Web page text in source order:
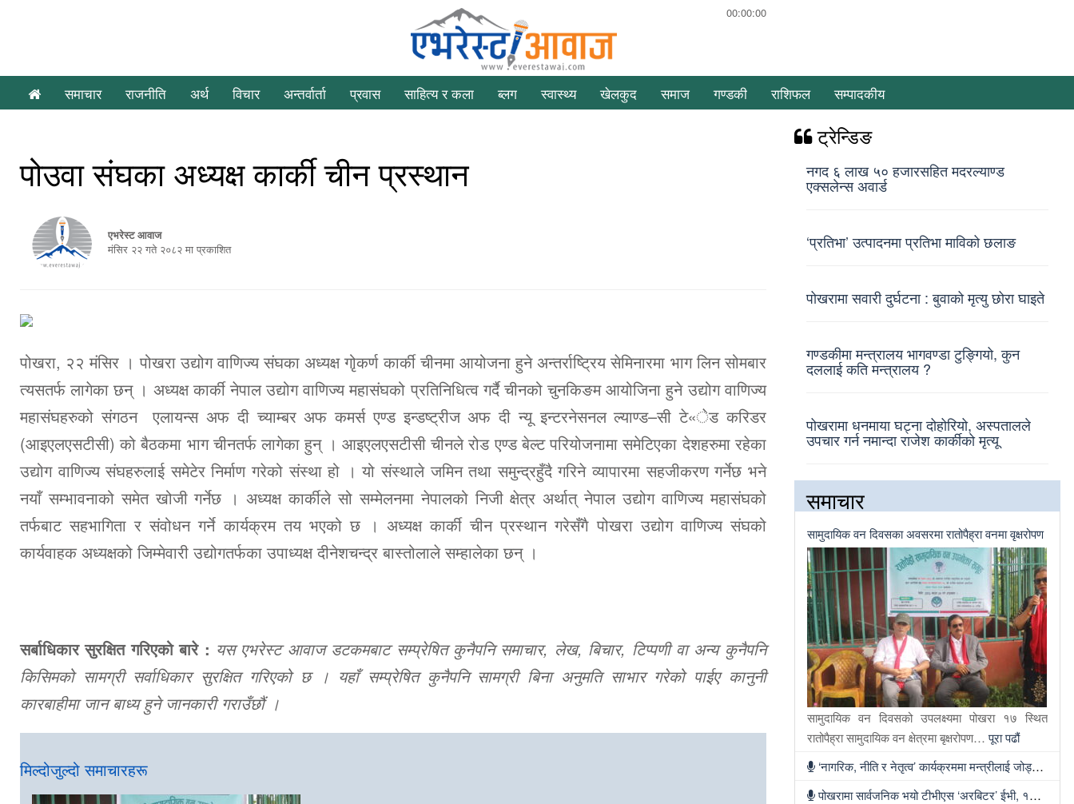
00:00:00
समाचार राजनीति अर्थ विचार अन्तर्वार्ता प्रवास साहित्य र कला ब्लग स्वास्थ्य खेलकुद समाज गण्डकी राशिफल सम्पादकीय
पोउवा संघका अध्यक्ष कार्की चीन प्रस्थान
एभरेस्ट आवाज
मंसिर २२ गते २०८२ मा प्रकाशित
पोखरा, २२ मंसिर । पोखरा उद्योग वाणिज्य संघका अध्यक्ष गोृकर्ण कार्की चीनमा आयोजना हुने अन्तर्राष्ट्रिय सेमिनारमा भाग लिन सोमबार
त्यसतर्फ लागेका छन् । अध्यक्ष कार्की नेपाल उद्योग वाणिज्य महासंघको प्रतिनिधित्व गर्दै चीनको चुनकिङम आयोजिना हुने उद्योग वाणिज्य
महासंघहरुको संगठन एलायन्स अफ दी च्याम्बर अफ कमर्स एण्ड इन्डष्ट्रीज अफ दी न्यू इन्टरनेसनल ल्याण्ड–सी टे«ेड करिडर
(आइएलएसटीसी) को बैठकमा भाग चीनतर्फ लागेका हुन् । आइएलएसटीसी चीनले रोड एण्ड बेल्ट परियोजनामा समेटिएका देशहरुमा रहेका
उद्योग वाणिज्य संघहरुलाई समेटेर निर्माण गरेको संस्था हो । यो संस्थाले जमिन तथा समुन्द्रहुँदै गरिने व्यापारमा सहजीकरण गर्नेछ भने
नयाँ सम्भावनाको समेत खोजी गर्नेछ । अध्यक्ष कार्कीले सो सम्मेलनमा नेपालको निजी क्षेत्र अर्थात् नेपाल उद्योग वाणिज्य महासंघको
तर्फबाट सहभागिता र संवोधन गर्ने कार्यक्रम तय भएको छ । अध्यक्ष कार्की चीन प्रस्थान गरेसँगै पोखरा उद्योग वाणिज्य संघको
कार्यवाहक अध्यक्षको जिम्मेवारी उद्योगतर्फका उपाध्यक्ष दीनेशचन्द्र बास्तोलाले सम्हालेका छन् ।
सर्बाधिकार सुरक्षित गरिएको बारे : यस एभरेस्ट आवाज डटकमबाट सम्प्रेषित कुनैपनि समाचार, लेख, बिचार, टिप्पणी वा अन्य कुनैपनि
किसिमको सामग्री सर्वाधिकार सुरक्षित गरिएको छ । यहाँ सम्प्रेषित कुनैपनि सामग्री बिना अनुमति साभार गरेको पाईए कानुनी
कारबाहीमा जान बाध्य हुने जानकारी गराउँछौं ।
मिल्दोजुल्दो समाचारहरू
ट्रेन्डिङ
नगद ६ लाख ५० हजारसहित मदरल्याण्ड
एक्सलेन्स अवार्ड
‘प्रतिभा’ उत्पादनमा प्रतिभा माविको छलाङ
पोखरामा सवारी दुर्घटना : बुवाको मृत्यु छोरा घाइते
गण्डकीमा मन्त्रालय भागवण्डा टुङ्गियो, कुन
दललाई कति मन्त्रालय ?
पोखरामा धनमाया घट्ना दोहोरियो, अस्पतालले
उपचार गर्न नमान्दा राजेश कार्कीको मृत्यू
समाचार
सामुदायिक वन दिवसका अवसरमा रातोपैह्रा वनमा वृक्षरोपण
सामुदायिक वन दिवसको उपलक्ष्यमा पोखरा १७ स्थित
रातोपैह्रा सामुदायिक वन क्षेत्रमा बृक्षरोपण…पूरा पढौं
‘नागरिक, नीति र नेतृत्व’ कार्यक्रममा मन्त्रीलाई जोड्दै रास्वपा
पोखरामा सार्वजनिक भयो टीभीएस ‘अरबिटर’ ईभी, १५८ किलोमिटर रेन्ज र ३४ लिटर बुट स्पेस